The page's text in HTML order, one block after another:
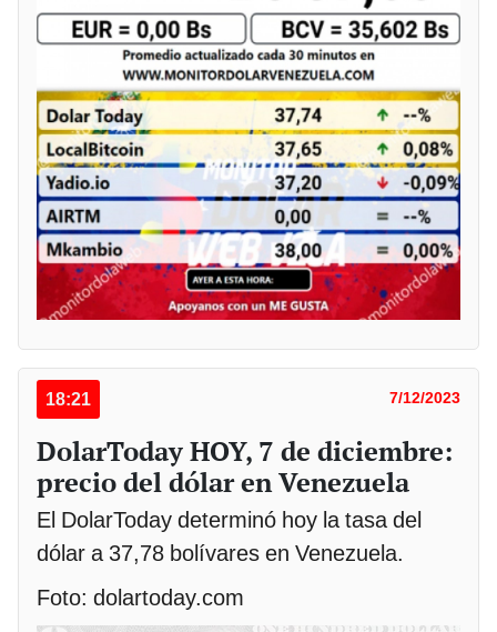
18:21 7/12/2023
DolarToday HOY, 7 de diciembre:
precio del dólar en Venezuela
El DolarToday determinó hoy la tasa del
dólar a 37,78 bolívares en Venezuela.
Foto: dolartoday.com